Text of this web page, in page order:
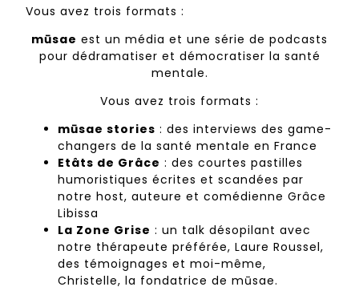
Vous avez trois formats :
mūsae est un média et une série de podcasts
pour dédramatiser et démocratiser la santé
mentale.
Vous avez trois formats :
mūsae stories : des interviews des game-
changers de la santé mentale en France
Etâts de Grâce : des courtes pastilles
humoristiques écrites et scandées par
notre host, auteure et comédienne Grâce
Libissa
La Zone Grise : un talk désopilant avec
notre thérapeute préférée, Laure Roussel,
des témoignages et moi-même,
Christelle, la fondatrice de mūsae.